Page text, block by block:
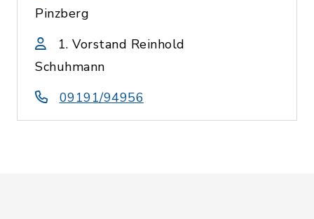
Pinzberg
1. Vorstand Reinhold
Schuhmann
09191/94956